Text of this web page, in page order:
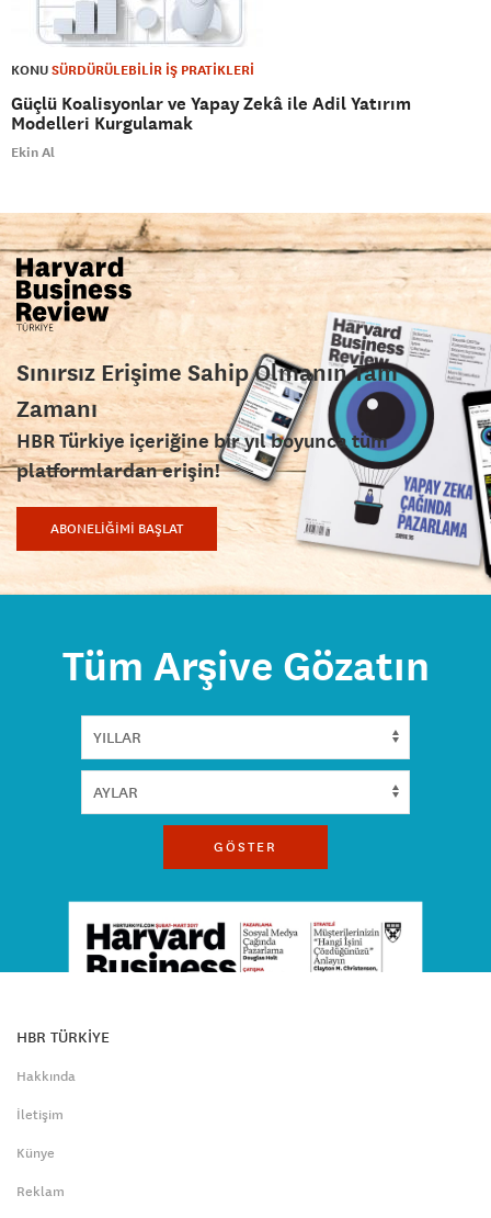
KONUSÜRDÜRÜLEBİLİR İŞ PRATİKLERİ
Güçlü Koalisyonlar ve Yapay Zekâ ile Adil Yatırım
Modelleri Kurgulamak
Ekin Al
Sınırsız Erişime Sahip Olmanın Tam
Zamanı
HBR Türkiye içeriğine bir yıl boyunca tüm
platformlardan erişin!
ABONELİĞİMİ BAŞLAT
Tüm Arşive Gözatın
GÖSTER
HBR TÜRKİYE
Hakkında
İletişim
Künye
Reklam